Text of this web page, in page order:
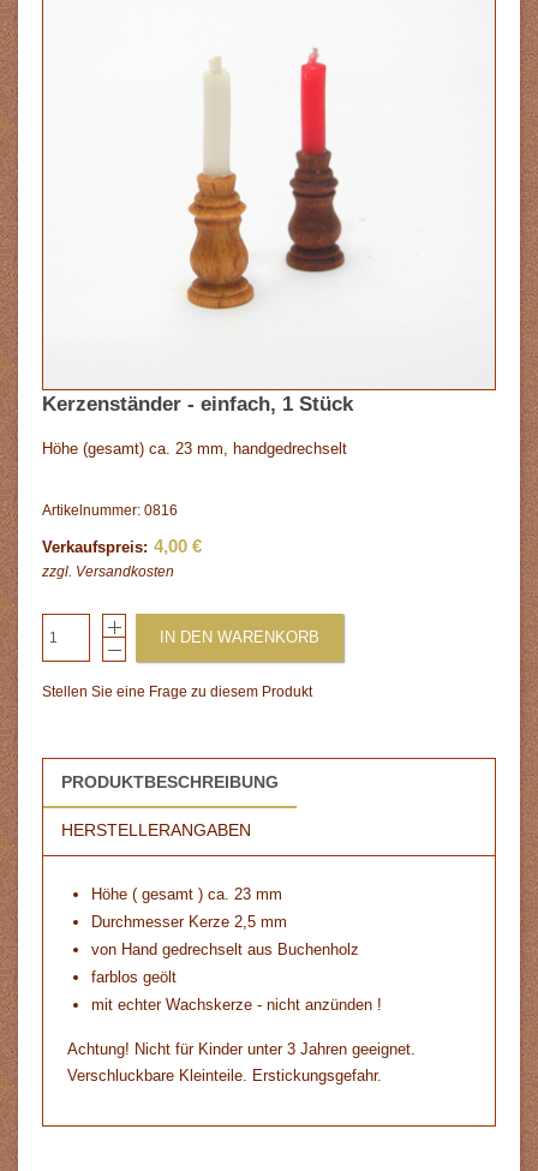
Kerzenständer - einfach, 1 Stück
Höhe (gesamt) ca. 23 mm, handgedrechselt
Artikelnummer: 0816
Verkaufspreis: 4,00 €
zzgl. Versandkosten
IN DEN WARENKORB
Stellen Sie eine Frage zu diesem Produkt
PRODUKTBESCHREIBUNG
HERSTELLERANGABEN
Höhe ( gesamt ) ca. 23 mm
Durchmesser Kerze 2,5 mm
von Hand gedrechselt aus Buchenholz
farblos geölt
mit echter Wachskerze - nicht anzünden !
Achtung! Nicht für Kinder unter 3 Jahren geeignet.
Verschluckbare Kleinteile. Erstickungsgefahr.